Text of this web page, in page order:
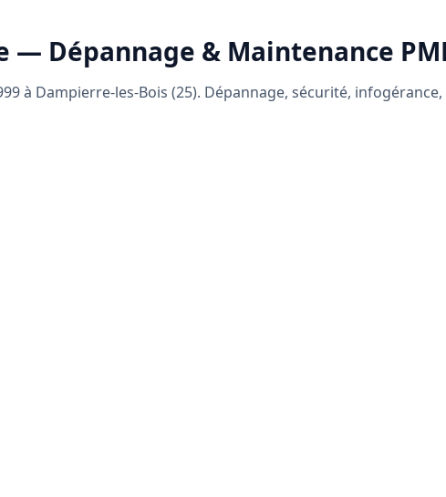
— Dépannage & Maintenance
à Dampierre-les-Bois (25). Dépannage, sécurité, infogérance,